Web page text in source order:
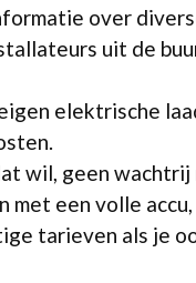
over
uit de
elektrische
wil, geen wachtrij
met een volle
tarieven als je